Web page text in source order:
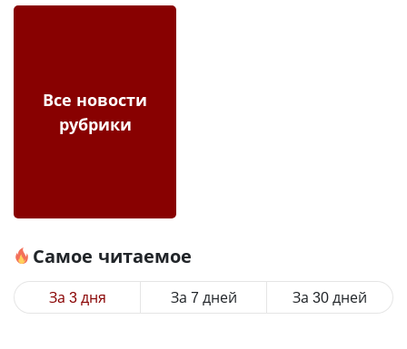
Все новости
рубрики
Самое читаемое
За 3 дня За 7 дней За 30 дней